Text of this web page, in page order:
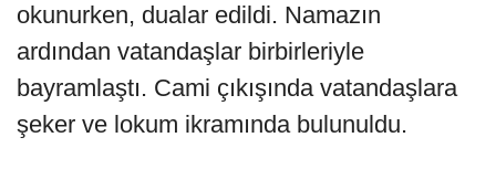
okunurken, dualar edildi. Namazın
ardından vatandaşlar birbirleriyle
bayramlaştı. Cami çıkışında vatandaşlara
şeker ve lokum ikramında bulunuldu.